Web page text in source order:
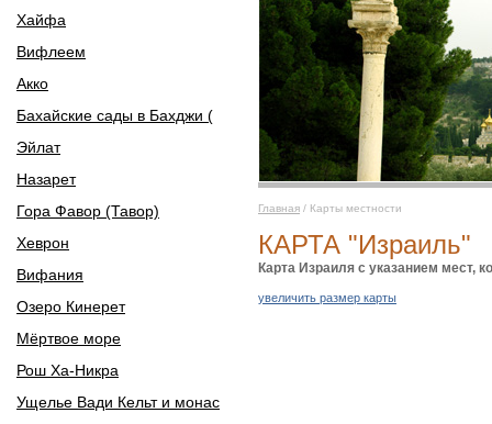
Хайфа
Вифлеем
Акко
Бахайские сады в Бахджи (
Эйлат
Назарет
Гора Фавор (Тавор)
Хеврон
Вифания
Озеро Кинерет
Мёртвое море
Рош Ха-Никра
Ущелье Вади Кельт и монас
Главная / Карты местности
КАРТА "Израиль"
Карта Израиля с указанием мест,
увеличить размер карты